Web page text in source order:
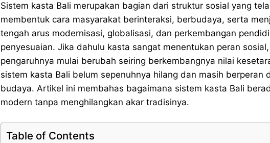
Sistem kasta Bali merupakan bagian dari struktur sosial yang
membentuk cara masyarakat berinteraksi, berbudaya, serta
tengah arus modernisasi, globalisasi, dan perkembangan
penyesuaian. Jika dahulu kasta sangat menentukan peran
pengaruhnya mulai berubah seiring berkembangnya nilai
sistem kasta Bali belum sepenuhnya hilang dan masih
budaya. Artikel ini membahas bagaimana sistem kasta Bali
modern tanpa menghilangkan akar tradisinya.
Table of Contents